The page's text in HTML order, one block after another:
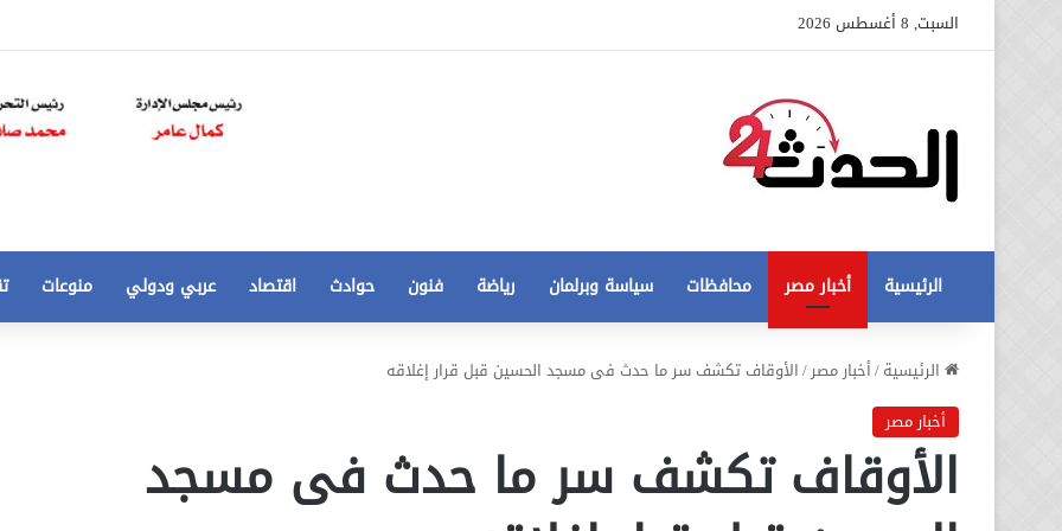
السبت, 8 أغسطس 2026
الرئيسية أخبار مصر محافظات سياسة وبرلمان رياضة فنون حوادث اقتصاد عربي ودولي منوعات
الرئيسية/أخبار مصر/الأوقاف تكشف سر ما حدث فى مسجد الحسين قبل قرار إغلاقه
أخبار مصر
الأوقاف تكشف سر ما حدث فى مسجد
عاجل
أزمة
مخالفات
البناءعاجل تطورات جديدة في أزمة مخالفات
تخفيض
250
الي
21 أغسطس، 2020